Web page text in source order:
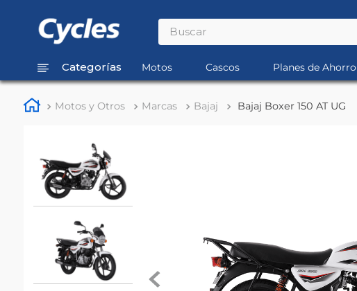
Buscar
Motos Cascos Planes de Ahorro
Motos y Otros Marcas Bajaj Bajaj Boxer 150 AT UG
TÉRMINOS MÁS BUSCADOS
1.
rouser
2.
110
4
5.